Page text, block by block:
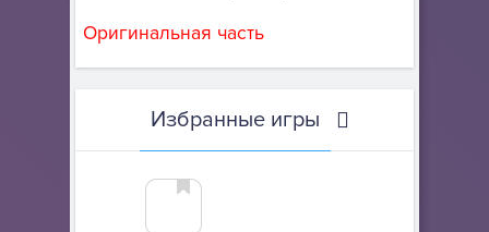
Оригинальная часть
Избранные игры